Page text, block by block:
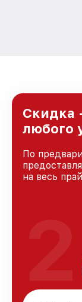
Скидка
любого
По
на весь